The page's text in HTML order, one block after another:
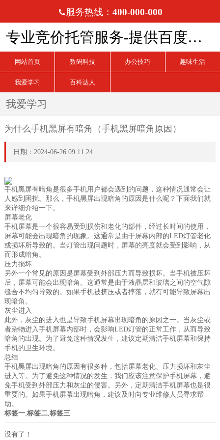
服务热线： 400-000-000
专业竞价托管服务-提供百度、搜狗、360竞价托管服务
网站首页 数码科技 办公技巧 趣味生活
我爱学习 百科达人
我爱学习
为什么手机黑屏有暗角（手机黑屏暗角原因）
日期：2024-06-26 09:11:24
手机黑屏有暗角是很多手机用户都会遇到的问题，这种情况通常会让
人感到困扰。那么，手机黑屏出现暗角的原因是什么呢？下面我们就
来详细介绍一下。
屏幕老化
手机屏幕是一个很容易受到损伤和老化的部件，经过长时间的使用，
屏幕可能会出现暗角的现象。这通常是由于屏幕内部的LED灯管老化
或损坏所导致的。当灯管出现问题时，屏幕的亮度就会受到影响，从
而形成暗角。
压力损坏
另外一个常见的原因是屏幕受到外部压力而导致损坏。当手机被压坏
后，屏幕可能会出现暗角。这通常是由于液晶层和玻璃之间的空气隙
缝合不均匀导致的。如果手机被挤压或者摔落，就有可能导致屏幕出
现暗角。
灰尘进入
此外，灰尘的进入也是导致手机屏幕出现暗角的原因之一。当灰尘或
者杂物进入手机屏幕内部时，会影响LED灯管的正常工作，从而导致
暗角的出现。为了避免这种情况发生，建议定期清洁手机屏幕和保持
手机的卫生环境。
总结
手机黑屏出现暗角的原因有很多种，包括屏幕老化、压力损坏和灰尘
进入等。为了避免这种情况的发生，我们应该注意保护手机屏幕，避
免手机受到外部压力和灰尘的侵害。另外，定期清洁手机屏幕也是很
重要的。如果手机屏幕出现暗角，建议及时向专业维修人员寻求帮
助。
标签一, 标签二, 标签三
没有了！